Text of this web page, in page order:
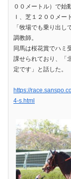
００メートル）で始
Ｉ、芝１２００メー
「牧場でも乗り出
調教師。
同馬は桜花賞でハミ
課せられており、「
定です」と話した。
https://
4-s.html